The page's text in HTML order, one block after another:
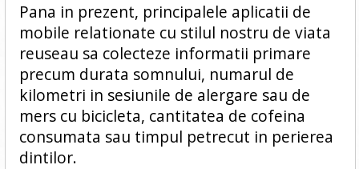
Pana in prezent, principalele aplicatii de
mobile relationate cu stilul nostru de viata
reuseau sa colecteze informatii primare
precum durata somnului, numarul de
kilometri in sesiunile de alergare sau de
mers cu bicicleta, cantitatea de cofeina
consumata sau timpul petrecut in perierea
dintilor.